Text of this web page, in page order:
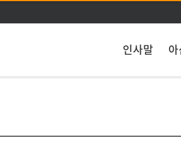
뉴 바로가기
문 바로가기
인사말